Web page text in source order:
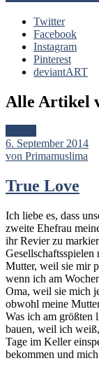
Twitter
Facebook
Instagram
Pinterest
deviantART
Alle Artikel
6. September 2014
von Primamuslima
True Love
Ich liebe es, dass
zweite Ehefrau
ihr Revier zu
Mutter, weil sie mir
wenn ich am
Oma, weil sie mich
obwohl meine
Was ich am größten
bauen, weil ich
Tage im Keller
bekommen und